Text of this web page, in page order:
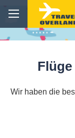
Wir haben die